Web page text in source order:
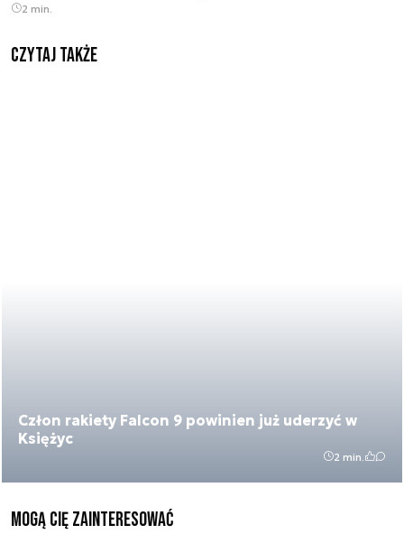
2 min.
Czytaj także
Człon rakiety Falcon 9 powinien już uderzyć w
Księżyc
2 min.
Mogą Cię zainteresować